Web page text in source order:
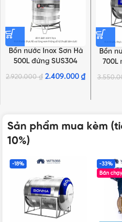
Bồn nước Inox Sơn Hà
500L đứng SUS304
2.920.000₫ 2.409.000₫
Bồn
700L
Sản phẩm mua kèm
10%)
-18%
-33%
Bán chạy